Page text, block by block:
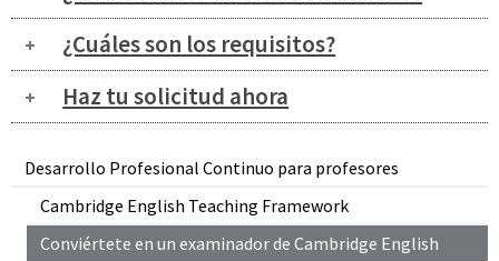
Desarrollo Profesional Continuo para profesores
Cambridge English Teaching Framework
Conviértete en un examinador de Cambridge English
¿Cuáles son los requisitos?
Haz tu solicitud ahora